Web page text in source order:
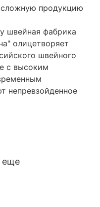
продукцию
швейная фабрика
олицетворяет
швейного
с высоким
непревзойденное
еще